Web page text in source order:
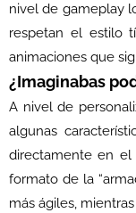
nivel de gameplay
respetan el estilo
animaciones que
¿Imaginabas
A nivel de
algunas
directamente en
formato de la
más ágiles,